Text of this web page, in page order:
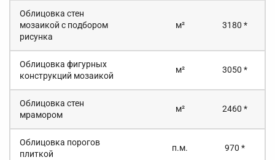
Облицовка стен
мозаикой с подбором
рисунка
м² 3180 *
Облицовка фигурных
конструкций мозаикой
м² 3050 *
Облицовка стен
мрамором
м² 2460 *
Облицовка порогов
плиткой
п.м. 970 *